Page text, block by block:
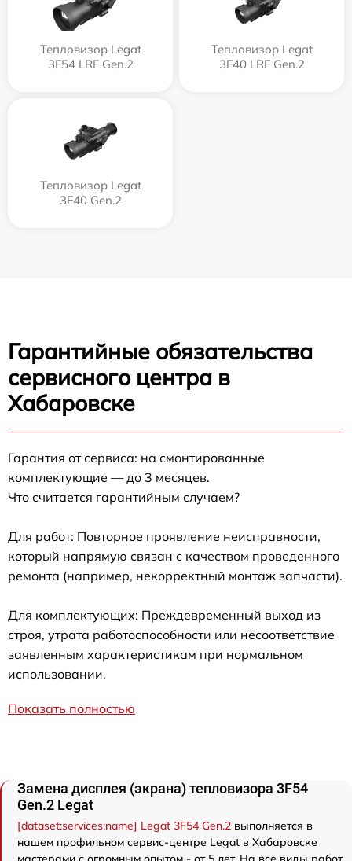
Тепловизор Legat
3F54 LRF Gen.2
Тепловизор Legat
3F40 LRF Gen.2
Тепловизор Legat
3F40 Gen.2
Гарантийные обязательства
сервисного центра в
Хабаровске
Гарантия от сервиса: на смонтированные
комплектующие — до 3 месяцев.
Что считается гарантийным случаем?
Для работ: Повторное проявление неисправности,
который напрямую связан с качеством проведенного
ремонта (например, некорректный монтаж запчасти).
Для комплектующих: Преждевременный выход из
строя, утрата работоспособности или несоответствие
заявленным характеристикам при нормальном
использовании.
Показать полностью
Замена дисплея (экрана) тепловизора 3F54
Gen.2 Legat
[dataset:services:name] Legat 3F54 Gen.2 выполняется в
нашем профильном сервис-центре Legat в Хабаровске